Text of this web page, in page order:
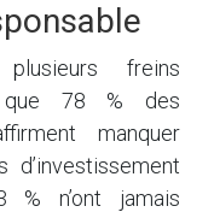
freins
que 78 % des
manquer
d’investissement
% n’ont jamais